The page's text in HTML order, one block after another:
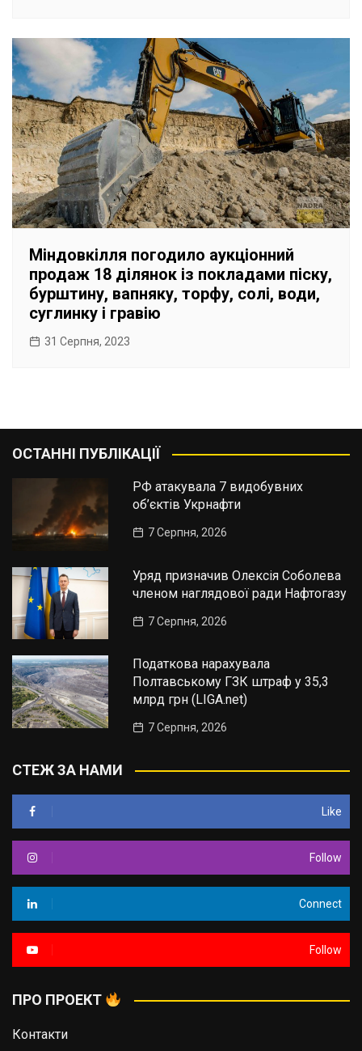
Міндовкілля погодило аукціонний
продаж 18 ділянок із покладами піску,
бурштину, вапняку, торфу, солі, води,
суглинку і гравію
31 Серпня, 2023
ОСТАННІ ПУБЛІКАЦІЇ
РФ атакувала 7 видобувних
об’єктів Укрнафти
7 Серпня, 2026
Уряд призначив Олексія Соболева
членом наглядової ради Нафтогазу
7 Серпня, 2026
Податкова нарахувала
Полтавському ГЗК штраф у 35,3
млрд грн (LIGA.net)
7 Серпня, 2026
СТЕЖ ЗА НАМИ
Like
Follow
Connect
Follow
ПРО ПРОЕКТ
Контакти